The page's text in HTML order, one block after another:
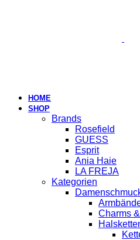
HOME
SHOP
Brands
Rosefield
GUESS
Esprit
Ania Haie
LA FREJA
Kategorien
Charms